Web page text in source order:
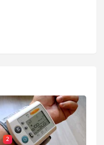
2